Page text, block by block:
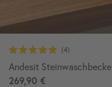
Andesit
269,90 €